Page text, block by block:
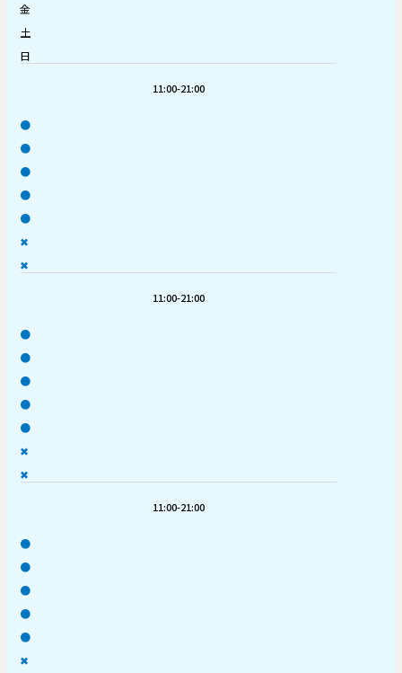
金
土
日
11:00-21:00
●
●
●
●
●
✖
✖
11:00-21:00
●
●
●
●
●
✖
✖
11:00-21:00
●
●
●
●
●
✖